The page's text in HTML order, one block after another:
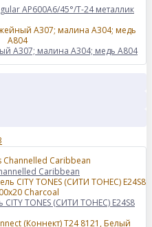
AP600A6/45°/Т-24 металлик
А307; малина А304; медь А804
Caribbean
TONES (CИТИ ТОНЕС) E24S8